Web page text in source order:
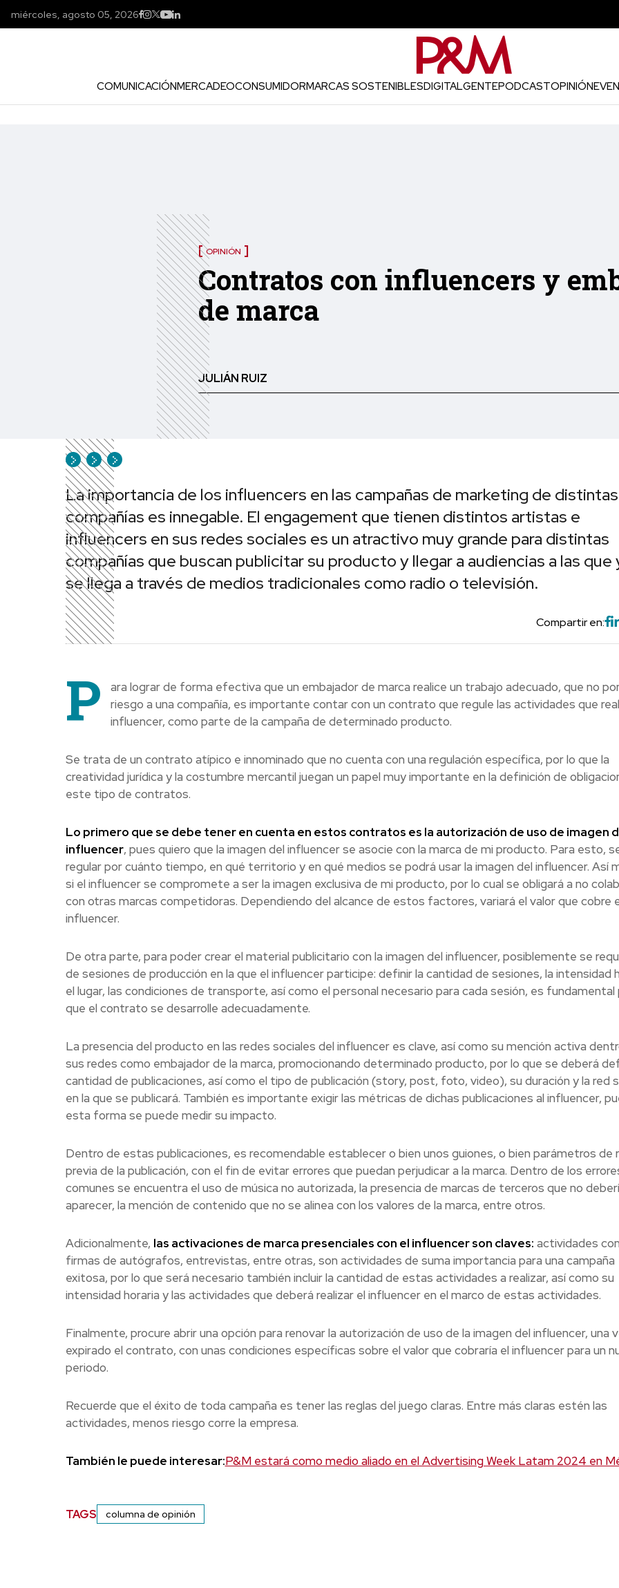
miércoles, agosto 05, 2026
COMUNICACIÓNMERCADEOCONSUMIDORMARCAS SOSTENIBLESDIGITALGENTEPODCASTOPINIÓN
OPINIÓN
Contratos con influencers y
de marca
JULIÁN RUIZ
La importancia de los influencers en las campañas de marketing de distintas
compañías es innegable. El engagement que tienen distintos artistas e
influencers en sus redes sociales es un atractivo muy grande para distintas
compañías que buscan publicitar su producto y llegar a audiencias a las que
se llega a través de medios tradicionales como radio o televisión.
Compartir en:
P
ara lograr de forma efectiva que un embajador de marca realice un trabajo adecuado, que no
riesgo a una compañía, es importante contar con un contrato que regule las actividades que
influencer, como parte de la campaña de determinado producto.
Se trata de un contrato atípico e innominado que no cuenta con una regulación específica, por lo que la
creatividad jurídica y la costumbre mercantil juegan un papel muy importante en la definición de
este tipo de contratos.
Lo primero que se debe tener en cuenta en estos contratos es la autorización de uso de imagen
influencer, pues quiero que la imagen del influencer se asocie con la marca de mi producto. Para esto,
regular por cuánto tiempo, en qué territorio y en qué medios se podrá usar la imagen del influencer. Así
si el influencer se compromete a ser la imagen exclusiva de mi producto, por lo cual se obligará a no
con otras marcas competidoras. Dependiendo del alcance de estos factores, variará el valor que cobre
influencer.
De otra parte, para poder crear el material publicitario con la imagen del influencer, posiblemente se
de sesiones de producción en la que el influencer participe: definir la cantidad de sesiones, la intensidad
el lugar, las condiciones de transporte, así como el personal necesario para cada sesión, es fundamental
que el contrato se desarrolle adecuadamente.
La presencia del producto en las redes sociales del influencer es clave, así como su mención activa
sus redes como embajador de la marca, promocionando determinado producto, por lo que se deberá
cantidad de publicaciones, así como el tipo de publicación (story, post, foto, video), su duración y la red
en la que se publicará. También es importante exigir las métricas de dichas publicaciones al influencer,
esta forma se puede medir su impacto.
Dentro de estas publicaciones, es recomendable establecer o bien unos guiones, o bien parámetros de
previa de la publicación, con el fin de evitar errores que puedan perjudicar a la marca. Dentro de los
comunes se encuentra el uso de música no autorizada, la presencia de marcas de terceros que no
aparecer, la mención de contenido que no se alinea con los valores de la marca, entre otros.
Adicionalmente, las activaciones de marca presenciales con el influencer son claves: actividades
firmas de autógrafos, entrevistas, entre otras, son actividades de suma importancia para una campaña
exitosa, por lo que será necesario también incluir la cantidad de estas actividades a realizar, así como su
intensidad horaria y las actividades que deberá realizar el influencer en el marco de estas actividades.
Finalmente, procure abrir una opción para renovar la autorización de uso de la imagen del influencer, una
expirado el contrato, con unas condiciones específicas sobre el valor que cobraría el influencer para un
periodo.
Recuerde que el éxito de toda campaña es tener las reglas del juego claras. Entre más claras estén las
actividades, menos riesgo corre la empresa.
También le puede interesar:P&M estará como medio aliado en el Advertising Week Latam 2024 en
TAGS columna de opinión